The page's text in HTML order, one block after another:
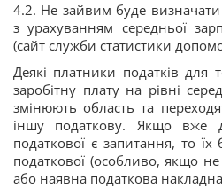
4.2. Не зайвим буде визначати
з урахуванням середньої
(сайт служби статистики
Деякі платники податків для
заробітну плату на рівні
змінюють область та
іншу податкову. Якщо вже
податкової є запитання, то
податкової (особливо, якщо
або наявна податкова